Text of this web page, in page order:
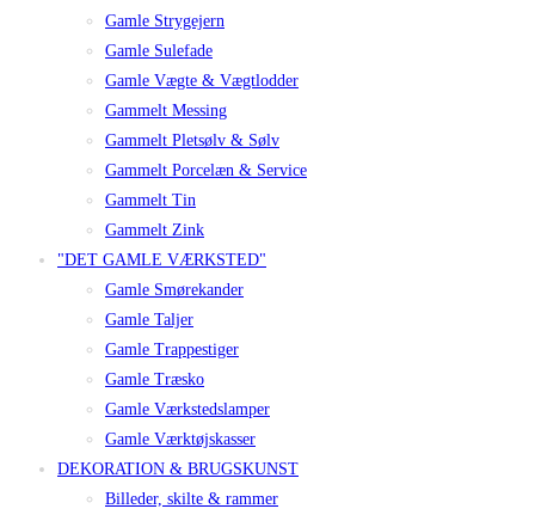
Gamle Strygejern
Gamle Sulefade
Gamle Vægte & Vægtlodder
Gammelt Messing
Gammelt Pletsølv & Sølv
Gammelt Porcelæn & Service
Gammelt Tin
Gammelt Zink
"DET GAMLE VÆRKSTED"
Gamle Smørekander
Gamle Taljer
Gamle Trappestiger
Gamle Træsko
Gamle Værkstedslamper
Gamle Værktøjskasser
DEKORATION & BRUGSKUNST
Billeder, skilte & rammer